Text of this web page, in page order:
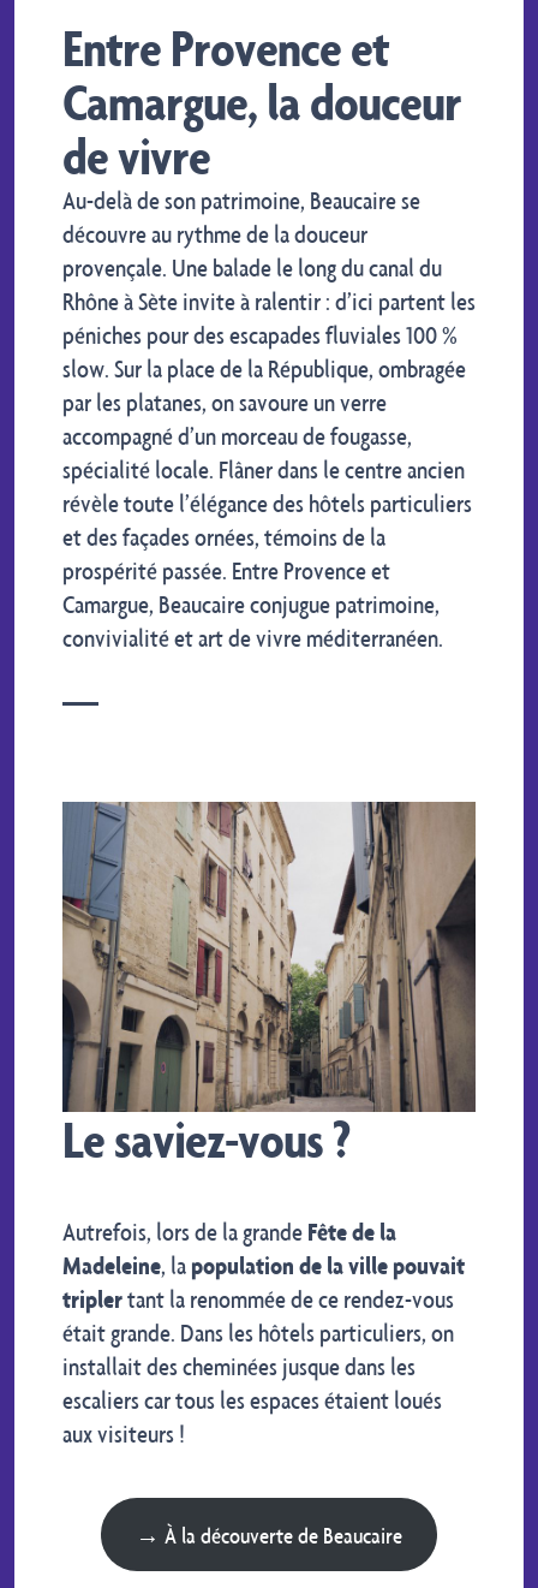
Entre Provence et
Camargue, la douceur
de vivre
Au-delà de son patrimoine, Beaucaire se
découvre au rythme de la douceur
provençale. Une balade le long du canal du
Rhône à Sète invite à ralentir : d’ici partent les
péniches pour des escapades fluviales 100 %
slow. Sur la place de la République, ombragée
par les platanes, on savoure un verre
accompagné d’un morceau de fougasse,
spécialité locale. Flâner dans le centre ancien
révèle toute l’élégance des hôtels particuliers
et des façades ornées, témoins de la
prospérité passée. Entre Provence et
Camargue, Beaucaire conjugue patrimoine,
convivialité et art de vivre méditerranéen.
Le saviez-vous ?
Autrefois, lors de la grande Fête de la
Madeleine, la population de la ville pouvait
triplertant la renommée de ce rendez-vous
était grande. Dans les hôtels particuliers, on
installait des cheminées jusque dans les
escaliers car tous les espaces étaient loués
aux visiteurs !
→ À la découverte de Beaucaire